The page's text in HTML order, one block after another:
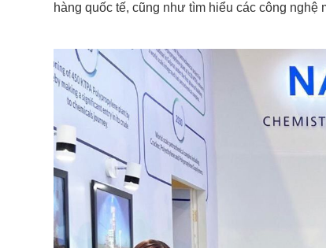
hàng quốc tế, cũng như tìm hiểu các công